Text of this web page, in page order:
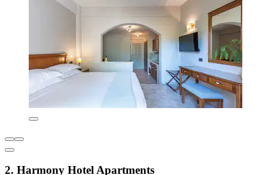
2. Harmony Hotel Apartments